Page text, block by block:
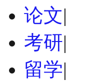
论文|
考研|
留学|